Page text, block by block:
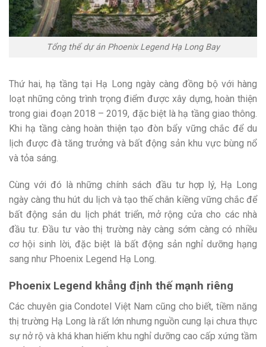
Tổng thể dự án Phoenix Legend Hạ Long Bay
Thứ hai, hạ tầng tại Hạ Long ngày càng đồng bộ với hàng
loạt những công trình trọng điểm được xây dựng, hoàn thiện
trong giai đoạn 2018 – 2019, đặc biệt là hạ tầng giao thông.
Khi hạ tầng càng hoàn thiện tạo đòn bẩy vững chắc để du
lịch được đà tăng trưởng và bất động sản khu vực bùng nổ
và tỏa sáng.
Cùng với đó là những chính sách đầu tư hợp lý, Hạ Long
ngày càng thu hút du lịch và tạo thế chân kiềng vững chắc để
bất động sản du lịch phát triển, mở rộng cửa cho các nhà
đầu tư. Đầu tư vào thị trường này càng sớm càng có nhiều
cơ hội sinh lời, đặc biệt là bất động sản nghỉ dưỡng hạng
sang như Phoenix Legend Hạ Long.
Phoenix Legend khẳng định thế mạnh riêng
Các chuyên gia Condotel Việt Nam cũng cho biết, tiềm năng
thị trường Hạ Long là rất lớn nhưng nguồn cung lại chưa thực
sự nở rộ và khá khan hiếm khu nghỉ dưỡng cao cấp xứng tầm